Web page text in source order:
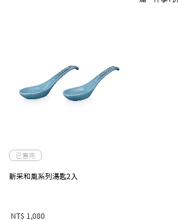
已售完
新采和風系列湯匙2入
NT$ 1,080